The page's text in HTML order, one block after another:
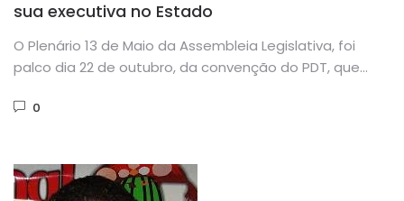
sua executiva no Estado
O Plenário 13 de Maio da Assembleia Legislativa, foi
palco dia 22 de outubro, da convenção do PDT, que...
0